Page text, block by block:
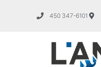
450 347-6101